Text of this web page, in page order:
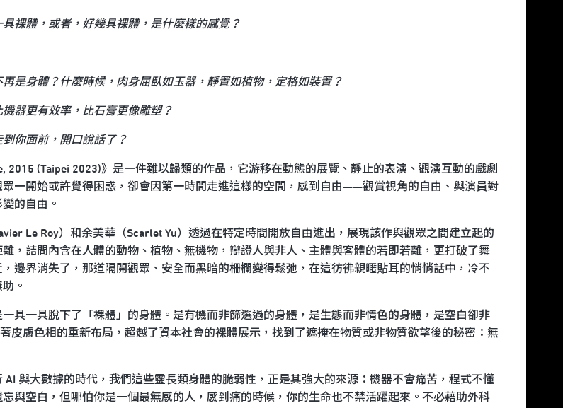
裸體，或者，好幾具裸體，是什麼樣的感覺？
是身體？什麼時候，肉身屈臥如玉器，靜置如植物，定格如裝置？
器更有效率，比石膏更像雕塑？
你面前，開口說話了？
2015 (Taipei 2023)》是一件難以歸類的作品，它游移在動態的展覽、靜止的表演、觀演互動的戲劇
眾一開始或許覺得困惑，卻會因第一時間走進這樣的空間，感到自由——觀賞視角的自由、與演員對
的自由。
Le Roy）和余美華（Scarlet Yu）透過在特定時間開放自由進出，展現該作與觀眾之間建立起的
，詰問內含在人體的動物、植物、無機物，辯證人與非人、主體與客體的若即若離，更打破了舞
邊界消失了，那道隔開觀眾、安全而黑暗的柵欄變得鬆弛，在這彷彿親暱貼耳的悄悄話中，冷不
。
具一具脫下了「裸體」的身體。是有機而非篩選過的身體，是生態而非情色的身體，是空白卻非
皮膚色相的重新布局，超越了資本社會的裸體展示，找到了遮掩在物質或非物質欲望後的秘密：無
AI 與大數據的時代，我們這些靈長類身體的脆弱性，正是其強大的來源：機器不會痛苦，程式不懂
與空白，但哪怕你是一個最無感的人，感到痛的時候，你的生命也不禁活躍起來。不必藉助外科